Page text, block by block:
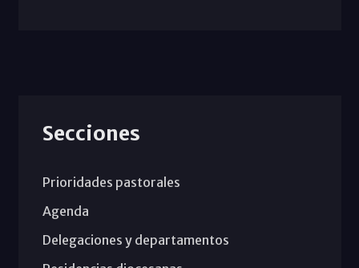
Secciones
Prioridades pastorales
Agenda
Delegaciones y departamentos